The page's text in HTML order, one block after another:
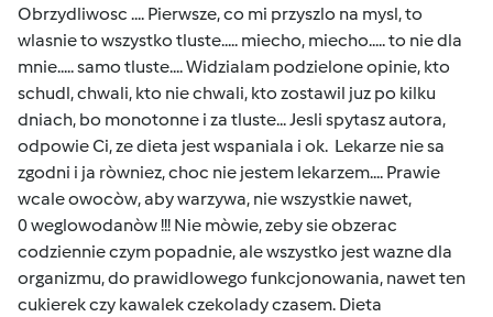
Obrzydliwosc .... Pierwsze, co mi przyszlo na mysl, to
wlasnie to wszystko tluste..... miecho, miecho..... to nie dla
mnie..... samo tluste.... Widzialam podzielone opinie, kto
schudl, chwali, kto nie chwali, kto zostawil juz po kilku
dniach, bo monotonne i za tluste... Jesli spytasz autora,
odpowie Ci, ze dieta jest wspaniala i ok. Lekarze nie sa
zgodni i ja ròwniez, choc nie jestem lekarzem.... Prawie
wcale owocòw, aby warzywa, nie wszystkie nawet,
0 weglowodanòw !!! Nie mòwie, zeby sie obzerac
codziennie czym popadnie, ale wszystko jest wazne dla
organizmu, do prawidlowego funkcjonowania, nawet ten
cukierek czy kawalek czekolady czasem. Dieta